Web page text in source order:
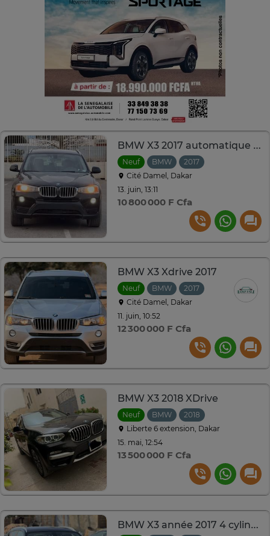
BMW X3 2017 automatique essence 2.0L
Neuf BMW 2017
Cité Damel, Dakar
13. juin, 13:11
10 800 000 F Cfa
BMW X3 Xdrive 2017
Neuf BMW 2017
Automatique
Cité Damel, Dakar
11. juin, 10:52
12 300 000 F Cfa
BMW X3 2018 XDrive
Neuf BMW 2018
Liberte 6 extension, Dakar
15. mai, 12:54
13 500 000 F Cfa
BMW X3 année 2017 4 cylindres 2.0 venant